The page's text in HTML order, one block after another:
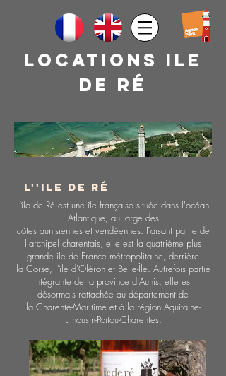
Locations ile
de rÉ
L''Ile de Ré
L’île de Ré est une île française située dans l'océan
Atlantique, au large des
côtes aunisiennes et vendéennes. Faisant partie de
l'archipel charentais, elle est la quatrième plus
grande île de France métropolitaine, derrière
la Corse, l'île d'Oléron et Belle-Île. Autrefois partie
intégrante de la province d'Aunis, elle est
désormais rattachée au département de
la Charente-Maritime et à la région Aquitaine-
Limousin-Poitou-Charentes.